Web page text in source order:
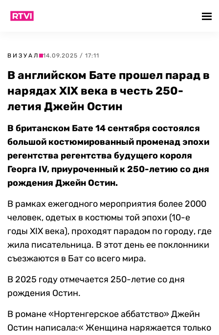
ВИЗУАЛ 14.09.2025 / 17:11
В английском Бате прошел парад в
нарядах XIX века в честь 250-
летия Джейн Остин
В британском Бате 14 сентября состоялся
большой костюмированный променад эпохи
регентства регентства будущего короля
Георга IV, приуроченный к 250-летию со дня
рождения Джейн Остин.
В рамках ежегодного мероприятия более 2000
человек, одетых в костюмы той эпохи (10-е
годы XIX века), проходят парадом по городу, где
жила писательница. В этот день ее поклонники
съезжаются в Бат со всего мира.
В 2025 году отмечается 250-летие со дня
рождения Остин.
В романе «Нортенгерское аббатство» Джейн
Остин написала:« Женщина наряжается только